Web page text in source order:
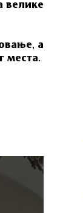
вeликe
а
места.